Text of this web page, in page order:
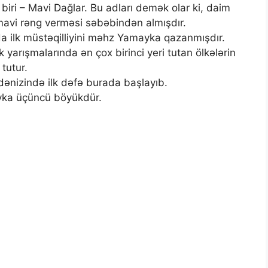
– Mavi Dağlar. Bu adları demək olar ki, daim
rəng verməsi səbəbindən almışdır.
ilk müstəqilliyini məhz Yamayka qazanmışdır.
yarışmalarında ən çox birinci yeri tutan ölkələrin
tutur.
ilk dəfə burada başlayıb.
üçüncü böyükdür.